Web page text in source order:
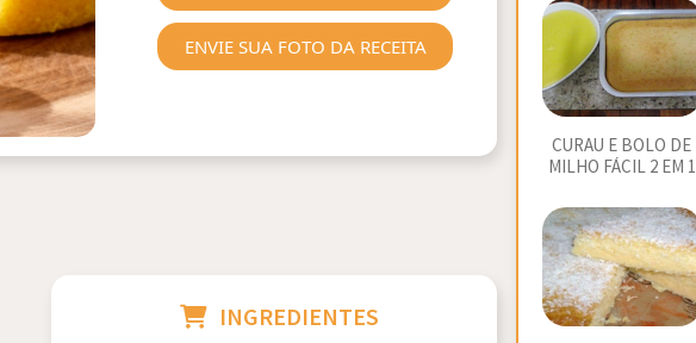
ENVIE SUA FOTO DA RECEITA
INGREDIENTES
CURAU E BOLO DE
MILHO FÁCIL 2 EM 1